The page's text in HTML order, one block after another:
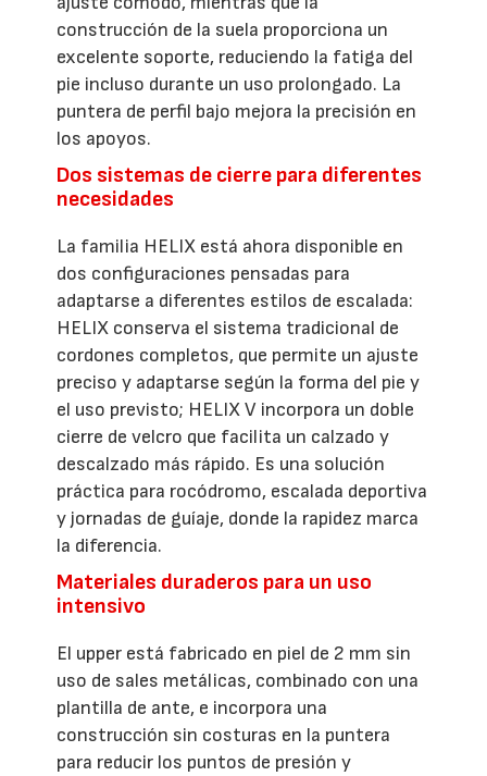
construcción de la suela proporciona un
excelente soporte, reduciendo la fatiga del
pie incluso durante un uso prolongado. La
puntera de perfil bajo mejora la precisión en
los apoyos.
Dos sistemas de cierre para diferentes
necesidades
La familia HELIX está ahora disponible en
dos configuraciones pensadas para
adaptarse a diferentes estilos de escalada:
HELIX conserva el sistema tradicional de
cordones completos, que permite un ajuste
preciso y adaptarse según la forma del pie y
el uso previsto; HELIX V incorpora un doble
cierre de velcro que facilita un calzado y
descalzado más rápido. Es una solución
práctica para rocódromo, escalada deportiva
y jornadas de guíaje, donde la rapidez marca
la diferencia.
Materiales duraderos para un uso
intensivo
El upper está fabricado en piel de 2 mm sin
uso de sales metálicas, combinado con una
plantilla de ante, e incorpora una
construcción sin costuras en la puntera
para reducir los puntos de presión y